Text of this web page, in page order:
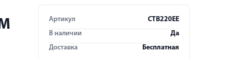
Артикул
CTB220EE
В наличии
Да
Доставка
Бесплатная